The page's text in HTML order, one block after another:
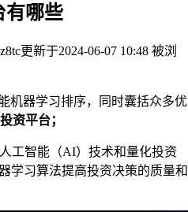
有哪些
更新于2024-06-07 10:48 被浏
机器学习排序，同时囊括众多优
资平台；
工智能（AI）技术和量化投资
学习算法提高投资决策的质量和